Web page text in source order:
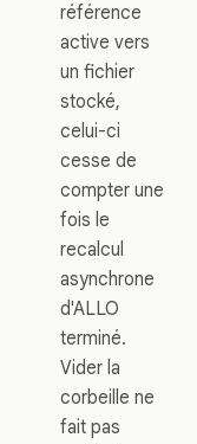
référence
active vers
un fichier
stocké,
celui-ci
cesse de
compter une
fois le
recalcul
asynchrone
d'ALLO
terminé.
Vider la
corbeille ne
fait pas